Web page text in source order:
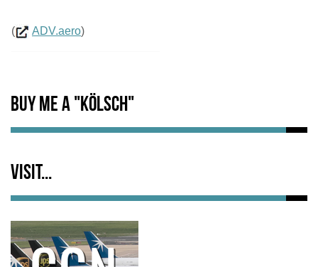
( ADV.aero)
Buy me a "Kölsch"
Visit...